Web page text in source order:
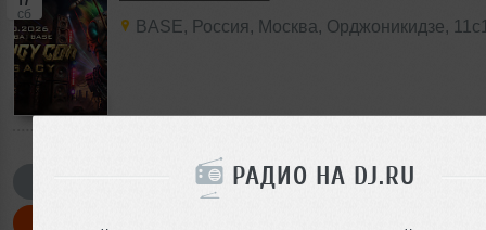
РАДИО НА DJ.RU
сб
BASE, Россия , Москва, Орджоникидзе,